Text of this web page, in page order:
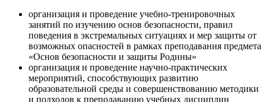
организация и проведение учебно-тренировочных
занятий по изучению основ безопасности, правил
поведения в экстремальных ситуациях и мер защиты от
возможных опасностей в рамках преподавания предмета
«Основ безопасности и защиты Родины»
организация и проведение научно-практических
мероприятий, способствующих развитию
образовательной среды и совершенствованию методики
и подходов к преподаванию учебных дисциплин